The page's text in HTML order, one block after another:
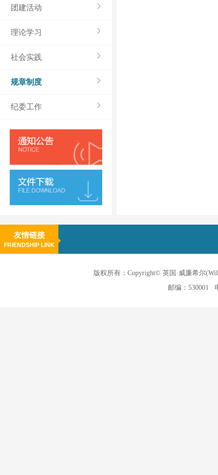
团建活动
理论学习
社会实践
规章制度
纪委工作
友情链接
FRIENDSHIP LINK
版权所有：Copyright© 英国·威廉希尔
邮编：530001